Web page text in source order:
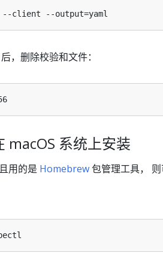
，删除校验和文件：
macOS 系统上安装
用的是 Homebrew包管理工具，